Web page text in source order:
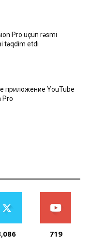
Pro üçün rəsmi
təqdim etdi
приложение YouTube
Pro
719